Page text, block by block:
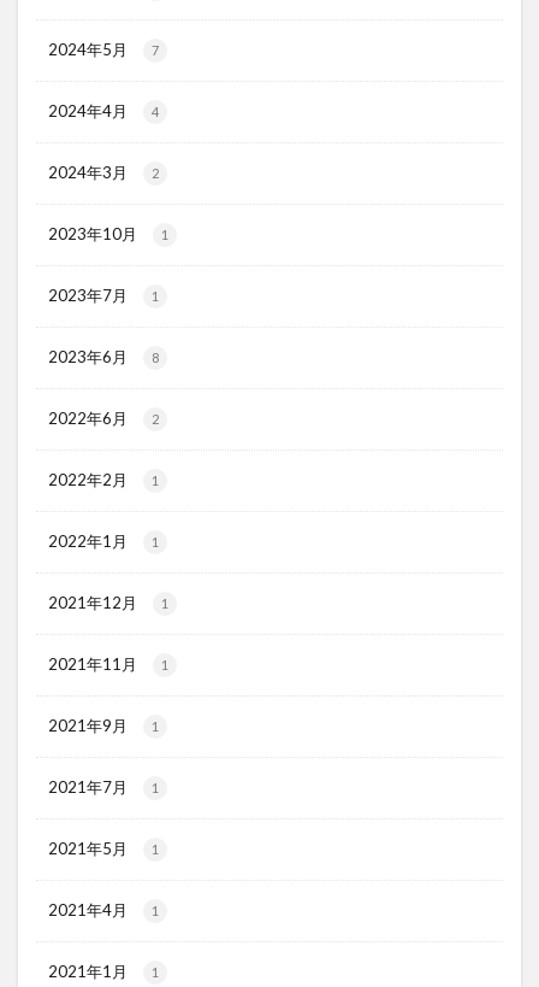
2024年5月 7
2024年4月 4
2024年3月 2
2023年10月 1
2023年7月 1
2023年6月 8
2022年6月 2
2022年2月 1
2022年1月 1
2021年12月 1
2021年11月 1
2021年9月 1
2021年7月 1
2021年5月 1
2021年4月 1
2021年1月 1